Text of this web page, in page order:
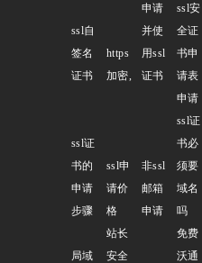
ssl自
签名
证书
https
加密,
申请
并使
用ssl
证书
ssl安
全证
书申
请表
ssl证
书的
申请
步骤
ssl申
请价
格
非ssl
邮箱
申请
申请
ssl证
书必
须要
域名
吗
局域
站长
安全
免费
沃通